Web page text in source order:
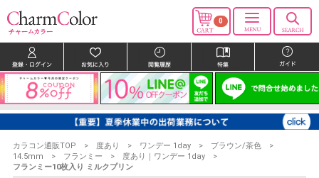
0
カラコン通販TOP 度あり ワンデー 1day
ブラウン/茶色
14.5mm
フランミー
度あり｜ワンデー 1day
フランミー10枚入り ミルクプリン